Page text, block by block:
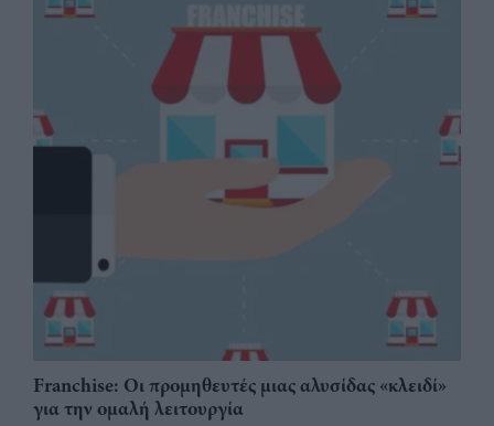
Franchise: Οι προμηθευτές μιας αλυσίδας «κλειδί»
για την ομαλή λειτουργία